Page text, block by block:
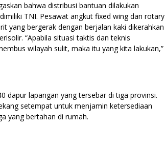
bahwa distribusi bantuan dilakukan
TNI. Pesawat angkut fixed wing dan rotary
yang bergerak dengan berjalan kaki dikerahkan
“Apabila situasi taktis dan teknis
wilayah sulit, maka itu yang kita lakukan,”
dapur lapangan yang tersebar di tiga provinsi.
setempat untuk menjamin ketersediaan
yang bertahan di rumah.